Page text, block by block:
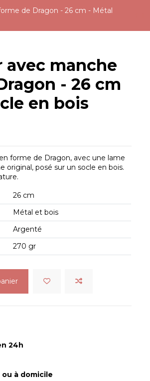
de Dragon - 26 cm - Métal
avec manche
- 26 cm
en bois
forme de Dragon, avec une lame
posé sur un socle en bois.
26 cm
Métal et bois
Argenté
270 gr
24h
à domicile